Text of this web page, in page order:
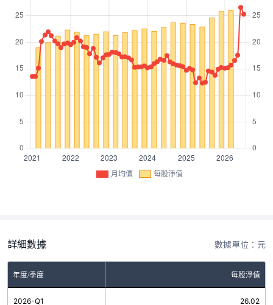
月均價 每股淨值
詳細數據 數據單位：元
年度/季度 每股淨值
2026-Q1 26.02